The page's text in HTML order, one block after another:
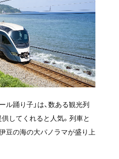
ル踊り子」は、数ある観光列
してくれると人気。列車と
豆の海の大パノラマが盛り上